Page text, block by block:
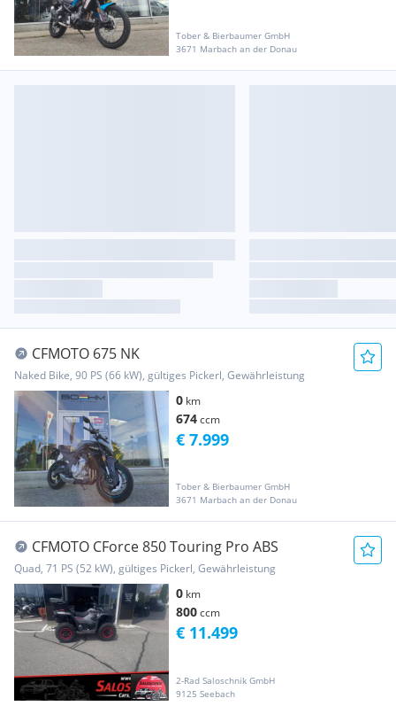
Tober & Bierbaumer GmbH
3671 Marbach an der Donau
CFMOTO 675 NK
Naked Bike, 90 PS (66 kW), gültiges Pickerl, Gewährleistung
0 km
674ccm
Tober & Bierbaumer GmbH
3671 Marbach an der Donau
€ 7.999
CFMOTO CForce 850 Touring Pro ABS
Quad, 71 PS (52 kW), gültiges Pickerl, Gewährleistung
0 km
800ccm
2-Rad Saloschnik GmbH
9125 Seebach
€ 11.499